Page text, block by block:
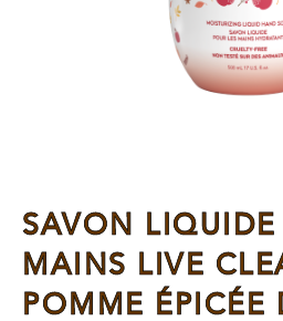
SAVON LIQUIDE
MAINS LIVE
POMME ÉPICÉE